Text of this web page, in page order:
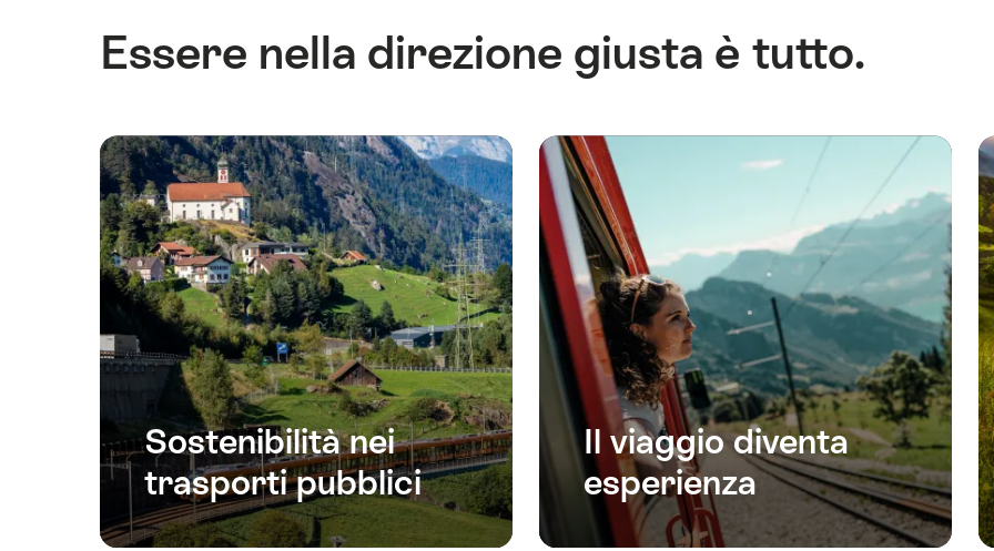
Essere nella direzione giusta è tutto.
Sostenibilità nei
trasporti pubblici
Il viaggio diventa
esperienza